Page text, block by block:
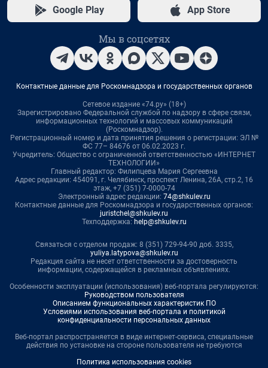
Google Play App Store
Мы в соцсетях
Контактные данные для Роскомнадзора и государственных органов
Сетевое издание «74.ру» (18+)
Зарегистрировано Федеральной службой по надзору в сфере связи,
информационных технологий и массовых коммуникаций
(Роскомнадзор).
Регистрационный номер и дата принятия решения о регистрации: ЭЛ №
ФС 77– 84676 от 06.02.2023 г.
Учредитель: Общество с ограниченной ответственностью «ИНТЕРНЕТ
ТЕХНОЛОГИИ»
Главный редактор: Филипцева Мария Сергеевна
Адрес редакции: 454091, г. Челябинск, проспект Ленина, 26А, стр.2, 16
этаж, +7 (351) 7-0000-74
Электронный адрес редакции: 74@shkulev.ru
Контактные данные для Роскомнадзора и государственных органов:
juristchel@shkulev.ru
Техподдержка: help@shkulev.ru
Связаться с отделом продаж: 8 (351) 729-94-90 доб. 3335,
yuliya.latypova@shkulev.ru
Редакция сайта не несет ответственности за достоверность
информации, содержащейся в рекламных объявлениях.
Особенности эксплуатации (использования) веб-портала регулируются:
Руководством пользователя
Описанием функциональных характеристик ПО
Условиями использования веб-портала и политикой
конфиденциальности персональных данных
Веб-портал распространяется в виде интернет-сервиса, специальные
действия по установке на стороне пользователя не требуются
Политика использования cookies